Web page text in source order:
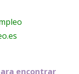
encontrar